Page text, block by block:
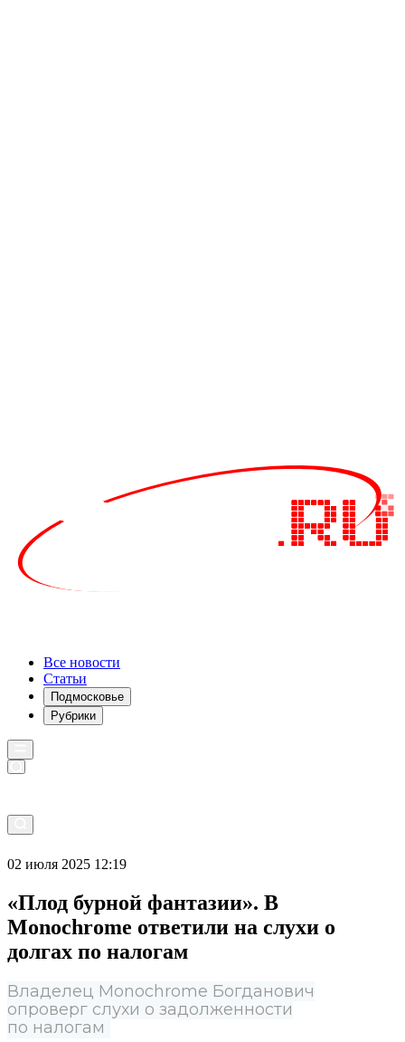
Все новости
Статьи
Подмосковье
Рубрики
02 июля 2025 12:19
«Плод бурной фантазии». В
Monochrome ответили на слухи о
долгах по налогам
Владелец Monochrome Богданович
опроверг слухи о задолженности
по налогам